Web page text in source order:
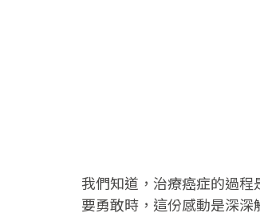
我們知道，治療癌症的過
要勇敢時，這份感動是深深